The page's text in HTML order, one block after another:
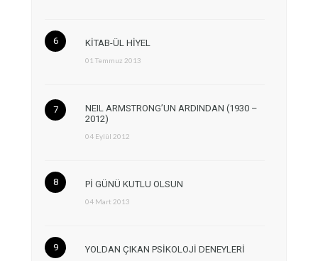
KİTAB-ÜL HİYEL
01 Temmuz 2013
NEIL ARMSTRONG’UN ARDINDAN (1930 –
2012)
04 Eylül 2012
Pİ GÜNÜ KUTLU OLSUN
04 Mart 2013
YOLDAN ÇIKAN PSİKOLOJİ DENEYLERİ